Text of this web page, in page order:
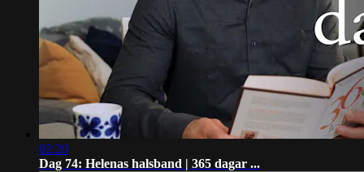
02:20
Dag 74: Helenas halsband | 365 dagar ...